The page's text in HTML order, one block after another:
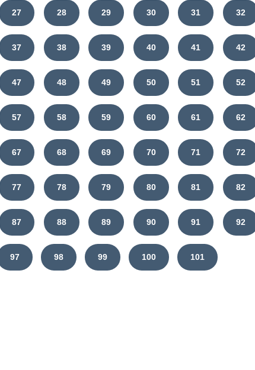
27 28 29 30 31 32
37 38 39 40 41 42
47 48 49 50 51 52
57 58 59 60 61 62
67 68 69 70 71 72
77 78 79 80 81 82
87 88 89 90 91 92
97 98 99 100 101